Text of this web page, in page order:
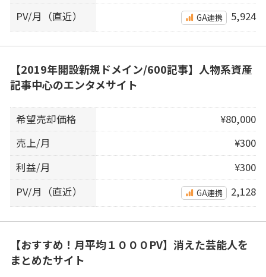
PV/月（直近） GA連携 5,924
【2019年開設新規ドメイン/600記事】人物系資産
記事中心のエンタメサイト
希望売却価格
¥80,000
売上/月
¥300
利益/月
¥300
PV/月（直近）
GA連携 2,128
【おすすめ！月平均１０００PV】消えた芸能人を
まとめたサイト